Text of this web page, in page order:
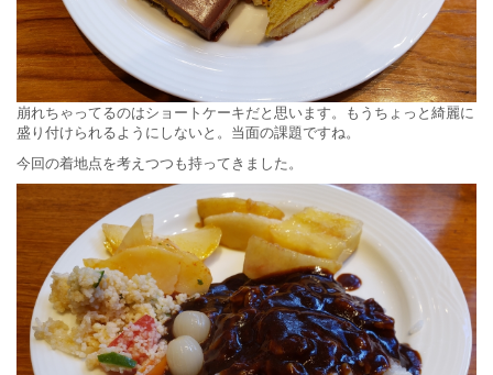
崩れちゃってるのはショートケーキだと思います。もうちょっと綺麗に
盛り付けられるようにしないと。当面の課題ですね。
今回の着地点を考えつつも持ってきました。